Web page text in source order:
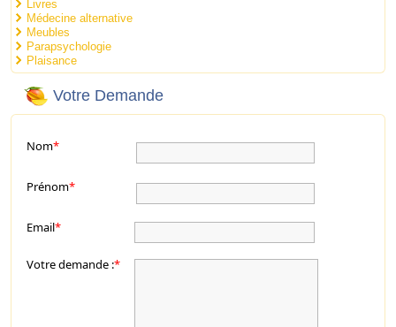
Livres
Médecine alternative
Meubles
Parapsychologie
Plaisance
Votre Demande
Nom*
Prénom*
Email*
Votre demande :*